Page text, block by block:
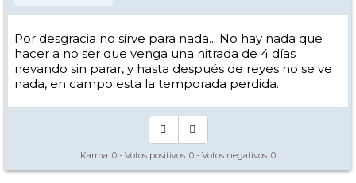
Por desgracia no sirve para nada... No hay nada que
hacer a no ser que venga una nitrada de 4 días
nevando sin parar, y hasta después de reyes no se ve
nada, en campo esta la temporada perdida.
Karma: 0 - Votos positivos: 0 - Votos negativos: 0